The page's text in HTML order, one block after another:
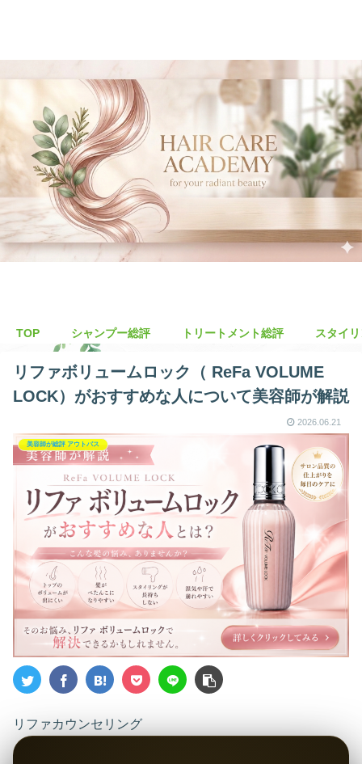
TOP シャンプー総評 トリートメント総評 スタイ
リファボリュームロック（ ReFa VOLUME
LOCK）がおすすめな人について美容師が解説
2026.06.21
美容師が総評 アウトバス
リファカウンセリング